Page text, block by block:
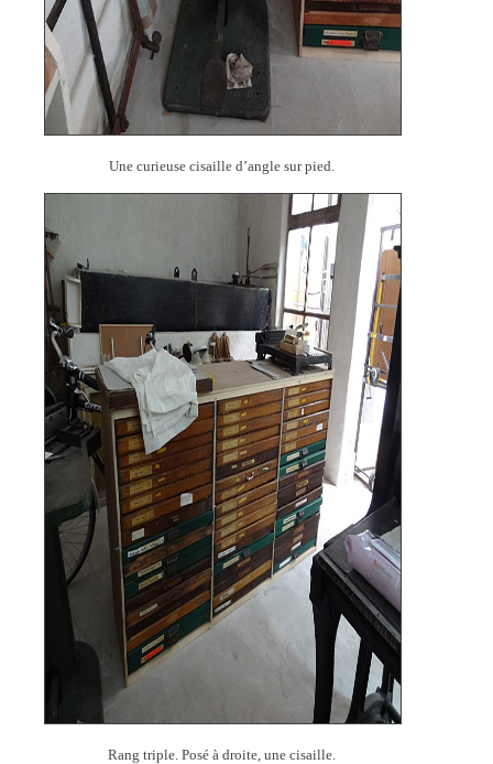
Une curieuse cisaille d’angle sur pied.
Rang triple. Posé à droite, une cisaille.